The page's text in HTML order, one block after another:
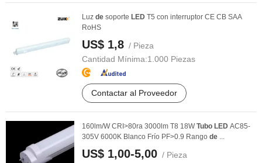
Luz de soporte LED T5 con interruptor CE CB SAA
RoHS
US$ 1,8 / Pieza
Cantidad Mínima:1.000 Piezas
Contactar al Proveedor
160lm/W CRI>80ra 3000lm T8 18WTubo LED AC85-
305V 6000K Blanco Frío PF>0.9 Rango de ...
US$ 1,00-5,00 / Pieza